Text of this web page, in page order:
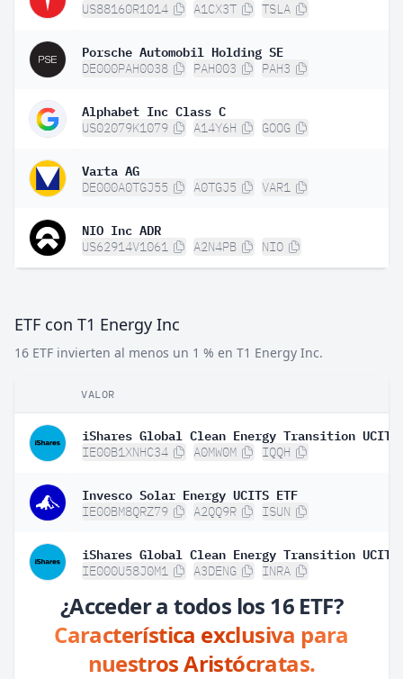
US88160R1014 A1CX3T TSLA
Porsche Automobil Holding SE
DE000PAH0038 PAH003 PAH3
Alphabet Inc Class C
US02079K1079 A14Y6H GOOG
Varta AG
DE000A0TGJ55 A0TGJ5 VAR1
NIO Inc ADR
US62914V1061 A2N4PB NIO
ETF con T1 Energy Inc
16 ETF invierten al menos un 1 % en T1 Energy Inc.
VALOR
IE00B1XNHC34 A0MW0M IQQH
Invesco Solar Energy UCITS ETF
IE00BM8QRZ79 A2QQ9R ISUN
IE000U58J0M1 A3DENG INRA
¿Acceder a todos los 16 ETF?
Característica exclusiva para
nuestros Aristócratas.